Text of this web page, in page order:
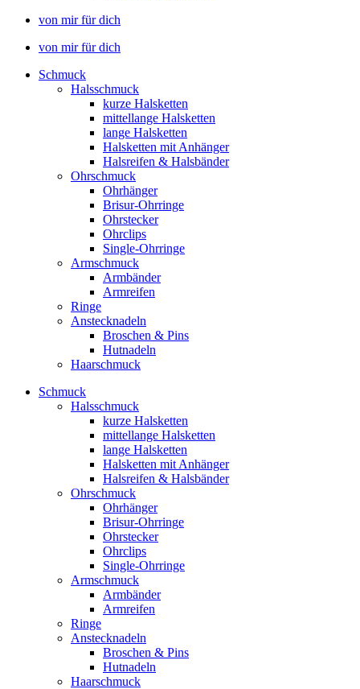
von mir für dich
von mir für dich
Schmuck
Halsschmuck
kurze Halsketten
mittellange Halsketten
lange Halsketten
Halsketten mit Anhänger
Halsreifen & Halsbänder
Ohrschmuck
Ohrhänger
Brisur-Ohrringe
Ohrstecker
Ohrclips
Single-Ohrringe
Armschmuck
Armbänder
Armreifen
Ringe
Anstecknadeln
Broschen & Pins
Hutnadeln
Haarschmuck
Schmuck
Halsschmuck
kurze Halsketten
mittellange Halsketten
lange Halsketten
Halsketten mit Anhänger
Halsreifen & Halsbänder
Ohrschmuck
Ohrhänger
Brisur-Ohrringe
Ohrstecker
Ohrclips
Single-Ohrringe
Armschmuck
Armbänder
Armreifen
Ringe
Anstecknadeln
Broschen & Pins
Hutnadeln
Haarschmuck